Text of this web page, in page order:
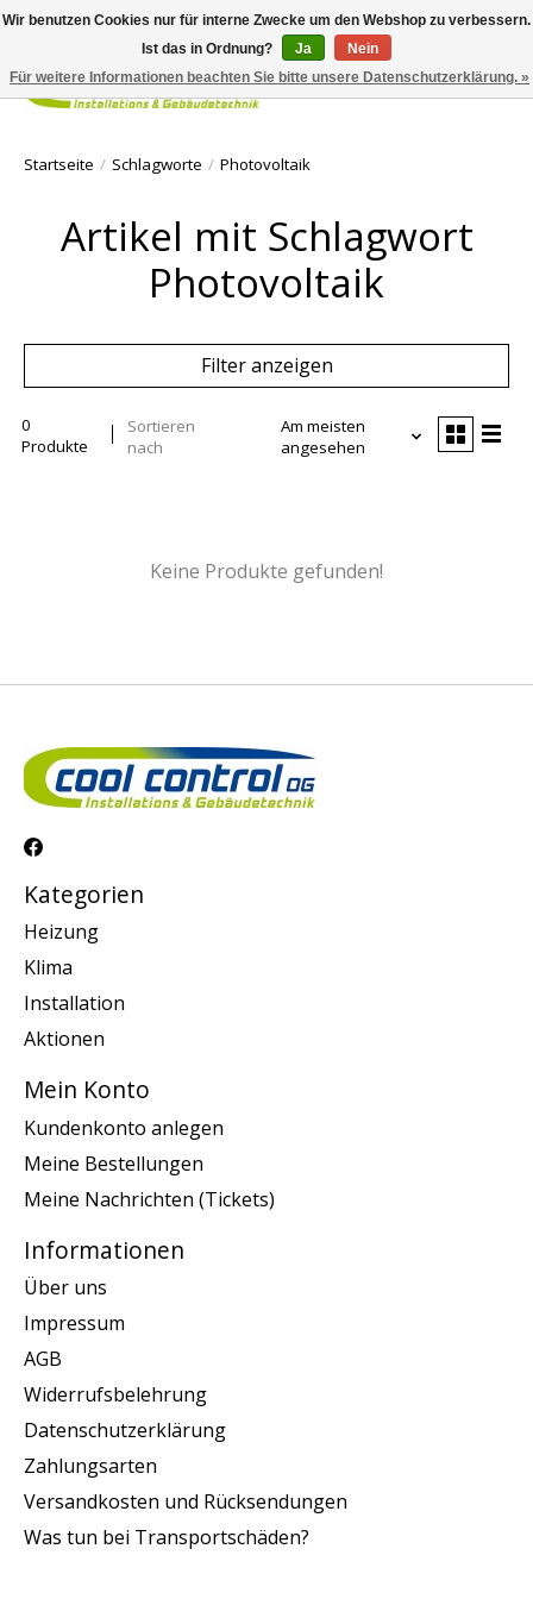
Ihr
Startseite / Schlagworte / Photovoltaik
Artikel mit Schlagwort
Photovoltaik
Filter anzeigen
0
Produkte
Sortieren
nach
Am meisten
angesehen
Keine Produkte gefunden!
Kategorien
Heizung
Klima
Installation
Aktionen
Mein Konto
Kundenkonto anlegen
Meine Bestellungen
Meine Nachrichten (Tickets)
Informationen
Über uns
Impressum
AGB
Widerrufsbelehrung
Datenschutzerklärung
Zahlungsarten
Versandkosten und Rücksendungen
Was tun bei Transportschäden?
Wir benutzen Cookies nur für interne Zwecke um den Webshop zu verbessern.
Ist das in Ordnung?
Ja
Nein
Für weitere Informationen beachten Sie bitte unsere Datenschutzerklärung. »